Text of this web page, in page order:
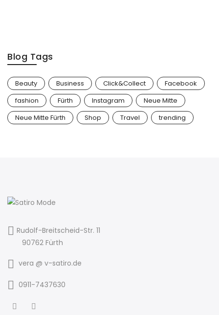
Blog Tags
Beauty Business Click&Collect
Facebook
fashion
Fürth Instagram
Neue Mitte
Neue Mitte Fürth
Shop Travel trending
Rudolf-Breitscheid-Str. 11
90762 Fürth
vera @ v-satiro.de
0911-7437630